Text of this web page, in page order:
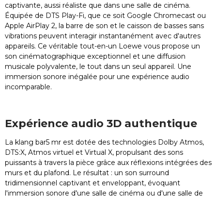
captivante, aussi réaliste que dans une salle de cinéma.
Équipée de DTS Play-Fi, que ce soit Google Chromecast ou
Apple AirPlay 2, la barre de son et le caisson de basses sans
vibrations peuvent interagir instantanément avec d'autres
appareils. Ce véritable tout-en-un Loewe vous propose un
son cinématographique exceptionnel et une diffusion
musicale polyvalente, le tout dans un seul appareil. Une
immersion sonore inégalée pour une expérience audio
incomparable.
Expérience audio 3D authentique
La klang bar5 mr est dotée des technologies Dolby Atmos,
DTS:X, Atmos virtuel et Virtual X, propulsant des sons
puissants à travers la pièce grâce aux réflexions intégrées des
murs et du plafond. Le résultat : un son surround
tridimensionnel captivant et enveloppant, évoquant
l'immersion sonore d'une salle de cinéma ou d'une salle de